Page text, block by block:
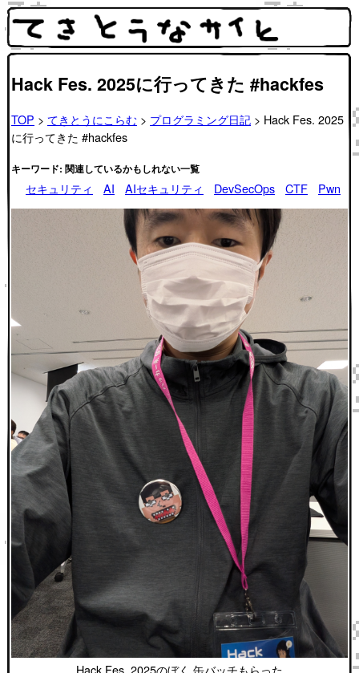
Hack Fes. 2025に行ってきた #hackfes
TOP > てきとうにこらむ > プログラミング日記 > Hack Fes. 2025
に行ってきた #hackfes
キーワード: 関連しているかもしれない一覧
セキュリティ AI AIセキュリティ DevSecOps CTF Pwn
Hack Fes. 2025のぼく 缶バッチもらった